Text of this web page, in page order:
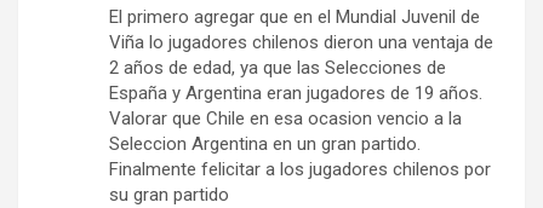
El primero agregar que en el Mundial Juvenil de
Viña lo jugadores chilenos dieron una ventaja de
2 años de edad, ya que las Selecciones de
España y Argentina eran jugadores de 19 años.
Valorar que Chile en esa ocasion vencio a la
Seleccion Argentina en un gran partido.
Finalmente felicitar a los jugadores chilenos por
su gran partido